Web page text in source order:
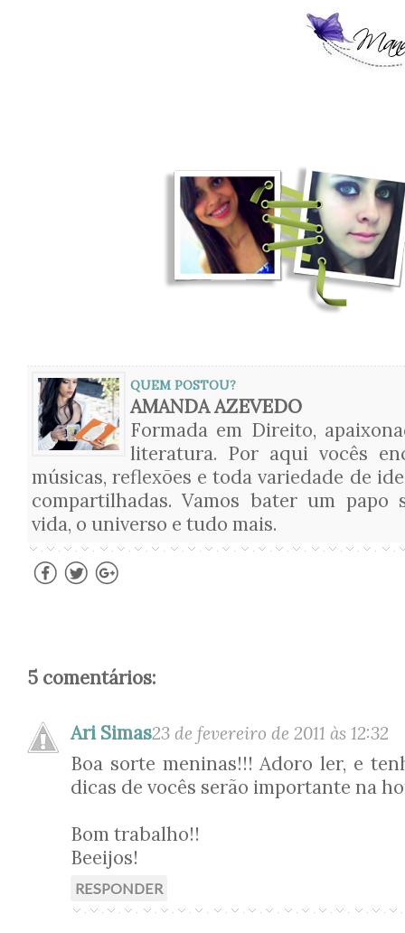
QUEM POSTOU?
AMANDA AZEVEDO
Formada em Direito,
literatura. Por aqui vocês
músicas, reflexões e toda variedade de
compartilhadas. Vamos bater um papo
vida, o universo e tudo mais.
5 comentários:
Ari Simas23 de fevereiro de 2011 às 12:32
Boa sorte meninas!!! Adoro ler, e
dicas de vocês serão importante na
Bom trabalho!!
Beeijos!
RESPONDER